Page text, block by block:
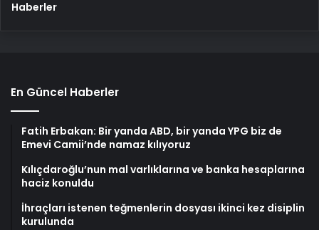
Haberler
En Güncel Haberler
Fatih Erbakan: Bir yanda ABD, bir yanda YPG biz de
Emevi Camii’nde namaz kılıyoruz
Kılıçdaroğlu’nun mal varlıklarına ve banka hesaplarına
haciz konuldu
İhraçları istenen teğmenlerin dosyası ikinci kez disiplin
kurulunda